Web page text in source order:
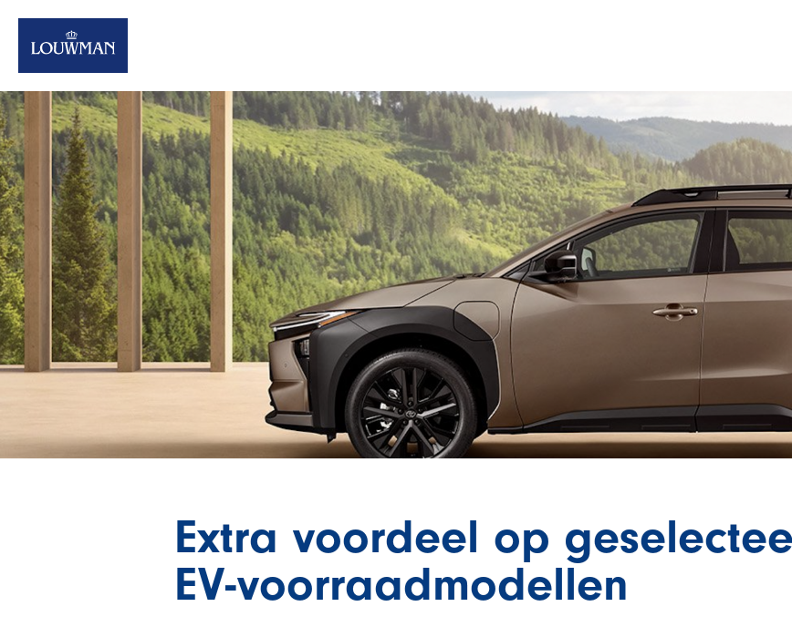
Extra voordeel op
EV-voorraadmodellen